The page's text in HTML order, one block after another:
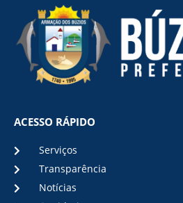
ACESSO RÁPIDO
Serviços
Transparência
Notícias